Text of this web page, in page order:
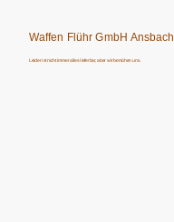
Waffen Flühr GmbH Ansbach
Leider ist nicht immer alles lieferbar, aber wir bemühen uns.